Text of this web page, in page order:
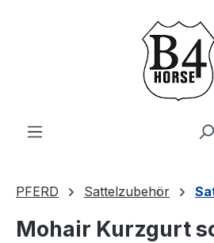
Zum Hauptinhalt springen
PFERD Sattelzubehör
Mohair Kurzgurt